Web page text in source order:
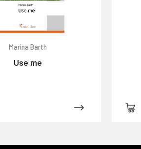
Marina Barth
Use me